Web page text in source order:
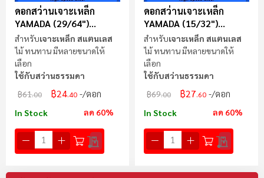
ดอกสว่านเจาะเหล็ก
YAMADA (29/64")
11.5mm
สำหรับเจาะเหล็ก สแตนเลส
ไม้ ทนทาน มีหลายขนาดให้
เลือก
ใช้กับสว่านธรรมดา
฿61.00 ฿24.40 /ดอก
In Stock ลด 60%
ดอกสว่านเจาะเหล็ก
YAMADA (15/32")
11.9mm
สำหรับเจาะเหล็ก สแตนเลส
ไม้ ทนทาน มีหลายขนาดให้
เลือก
ใช้กับสว่านธรรมดา
฿69.00 ฿27.60 /ดอก
In Stock ลด 60%